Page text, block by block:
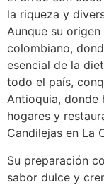
la riqueza y
Aunque su
colombiano,
esencial de la
todo el país,
Antioquia, donde
hogares y
Candilejas en La
Su preparación
sabor dulce y